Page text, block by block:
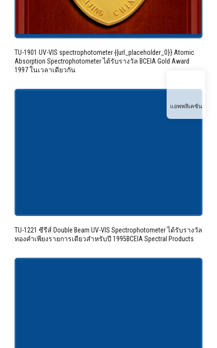
TU-1901 UV-VIS spectrophotometer {{url_placeholder_0}} Atomic
Absorption Spectrophotometer ได้รับรางวัล BCEIA Gold Award
1997 ในเวลาเดียวกัน
TU-1221 ซีรีส์ Double Beam UV-VIS Spectrophotometer ได้รับรางวัล
ทองคำเพียงรายการเดียวสำหรับปี 1995BCEIA Spectral Products
แอพพลิเคชัน